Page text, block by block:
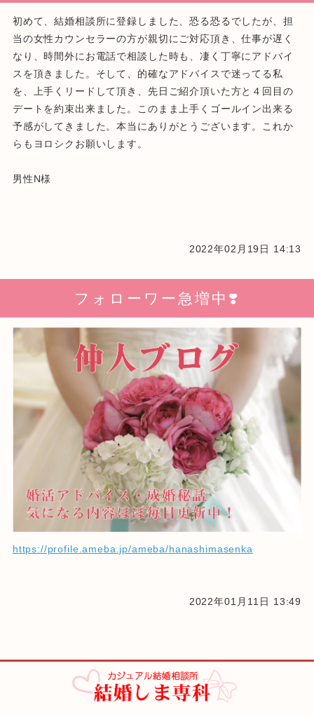
初めて、結婚相談所に登録しました、恐る恐るでしたが、担
当の女性カウンセラーの方が親切にご対応頂き、仕事が遅く
なり、時間外にお電話で相談した時も、凄く丁寧にアドバイ
スを頂きました。そして、的確なアドバイスで迷ってる私
を、上手くリードして頂き、先日ご紹介頂いた方と４回目の
デートを約束出来ました。このまま上手くゴールイン出来る
予感がしてきました。本当にありがとうございます。これか
らもヨロシクお願いします。
男性N様
2022年02月19日 14:13
フォローワー急増中❣️
https://profile.ameba.jp/ameba/hanashimasenka
2022年01月11日 13:49